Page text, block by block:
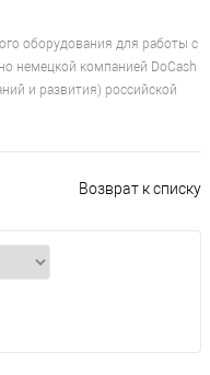
оборудования для работы с
немецкой компанией DoCash
и развития) российской
Возврат к списку